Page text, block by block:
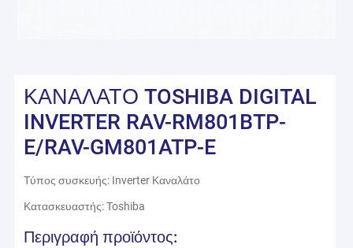
ΚΑΝΑΛΑΤΟ TOSHIBA DIGITAL
INVERTER RAV-RM801BTP-
E/RAV-GM801ATP-E
Τύπος συσκευής: Inverter Καναλάτο
Κατασκευαστής: Toshiba
Περιγραφή προϊόντος: